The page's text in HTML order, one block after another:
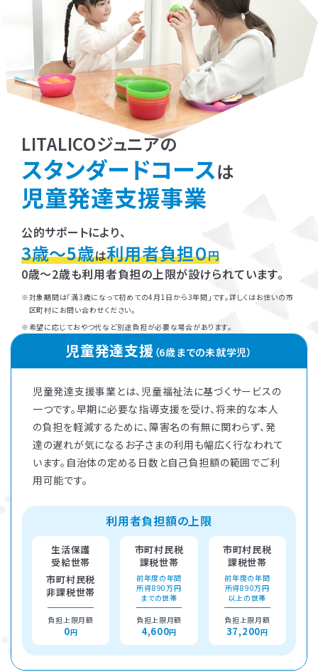
LITALICOジュニアの
スタンダードコースは
児童発達支援事業
公的サポートにより、
3歳～5歳は利用者負担０円
0歳～2歳も利用者負担の上限が設けられています。
対象期間は「満3歳になって初めての4月1日から3年間」です。詳しくはお住いの市
区町村にお問い合わせください。
希望に応じておやつ代など別途負担が必要な場合があります。
児童発達支援 （6歳までの未就学児）
児童発達支援事業とは、児童福祉法に基づくサービスの
一つです。早期に必要な指導支援を受け、将来的な本人
の負担を軽減するために、障害名の有無に関わらず、発
達の遅れが気になるお子さまの利用も幅広く行なわれて
います。自治体の定める日数と自己負担額の範囲でご利
用可能です。
利用者負担額の上限
生活保護
受給世帯
市町村民税
非課税世帯
負担上限月額
0円
市町村民税
課税世帯
前年度の年間
所得890万円
までの世帯
負担上限月額
4,600円
市町村民税
課税世帯
前年度の年間
所得890万円
以上の世帯
負担上限月額
37,200円